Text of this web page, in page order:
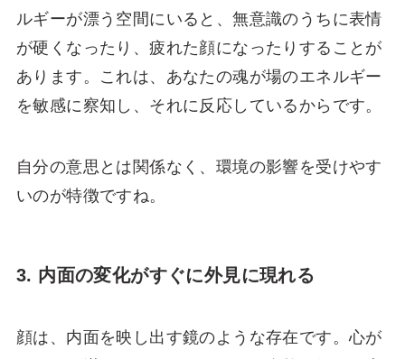
ルギーが漂う空間にいると、無意識のうちに表情
が硬くなったり、疲れた顔になったりすることが
あります。これは、あなたの魂が場のエネルギー
を敏感に察知し、それに反応しているからです。
自分の意思とは関係なく、環境の影響を受けやす
いのが特徴ですね。
3. 内面の変化がすぐに外見に現れる
顔は、内面を映し出す鏡のような存在です。心が